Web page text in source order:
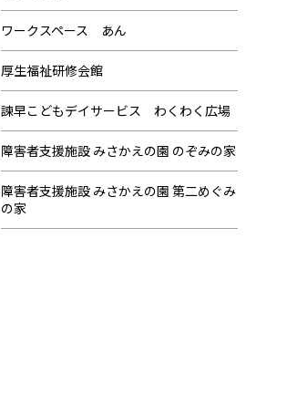
ワークスペース あん
厚生福祉研修会館
諫早こどもデイサービス わくわく広場
障害者支援施設 みさかえの園 のぞみの家
障害者支援施設 みさかえの園 第二めぐみ
の家